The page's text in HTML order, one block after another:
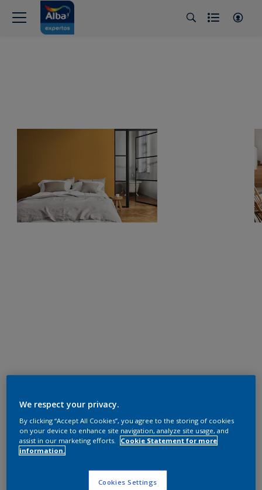
We respect your privacy.
By clicking “Accept All Cookies”, you agree to the storing of cookies
on your device to enhance site navigation, analyze site usage, and
assist in our marketing efforts.
Cookie Statement for more
information.
Cookies Settings